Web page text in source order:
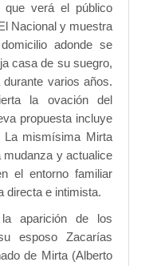
que verá el público
Nacional y muestra
adonde se
casa de su suegro,
varios años.
la ovación del
propuesta incluye
La mismísima Mirta
mudanza y actualice
el entorno familiar
directa e intimista.
aparición de los
esposo Zacarías
de Mirta (Alberto